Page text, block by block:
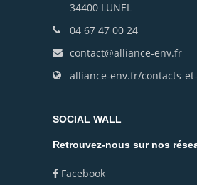
34400 LUNEL
04 67 47 00 24
contact@alliance-env.fr
alliance-env.fr/contacts-
SOCIAL WALL
Retrouvez-nous sur nos
Facebook